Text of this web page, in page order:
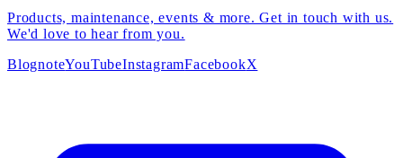
Products, maintenance, events & more. Get in touch with us.
We'd love to hear from you.
BlognoteYouTubeInstagramFacebookX